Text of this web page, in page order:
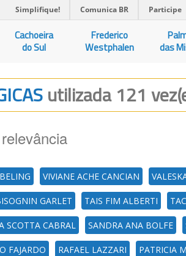
Simplifique! Comunica BR Participe
Cachoeira
do Sul
Frederico
Westphalen
das
utilizada 121
VIVIANE ACHE CANCIAN
GARLET TAIS FIM ALBERTI
SCOTTA CABRAL SANDRA ANA BOLFE
FAJARDO RAFAEL LAZZARI PATRICIA